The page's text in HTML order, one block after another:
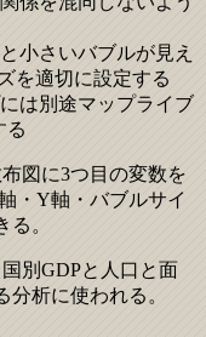
小さいバブルが見え
を適切に設定する
は別途マップライブ
る
図に3つ目の変数を
・Y軸・バブルサイ
。
別GDPと人口と面
析に使われる。